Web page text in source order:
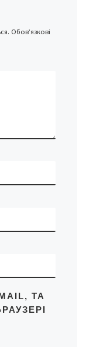
Обов’язкові
ТА